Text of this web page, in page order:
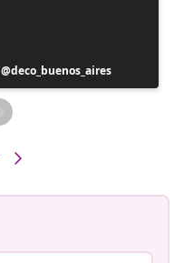
Inlägg
publicerat
av
deco_buenos_aires